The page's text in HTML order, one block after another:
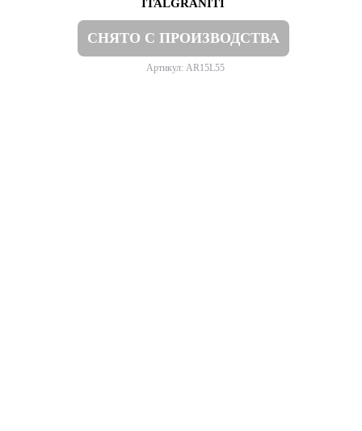
ITALGRANITI
СНЯТО С ПРОИЗВОДСТВА
Артикул: AR15L55